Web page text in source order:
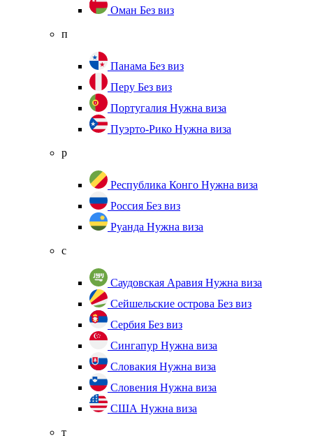
Оман Без виз
п
Панама Без виз
Перу Без виз
Португалия Нужна виза
Пуэрто-Рико Нужна виза
р
Республика Конго Нужна виза
Россия Без виз
Руанда Нужна виза
с
Саудовская Аравия Нужна виза
Сейшельские острова Без виз
Сербия Без виз
Сингапур Нужна виза
Словакия Нужна виза
Словения Нужна виза
США Нужна виза
т